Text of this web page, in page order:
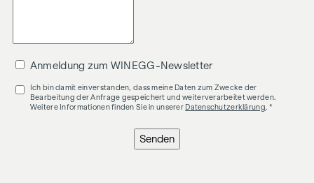
Anmeldung zum WINEGG-Newsletter
Ich bin damit einverstanden, dass meine Daten zum Zwecke der
Bearbeitung der Anfrage gespeichert und weiterverarbeitet werden.
Weitere Informationen finden Sie in unserer Datenschutzerklärung . *
Senden